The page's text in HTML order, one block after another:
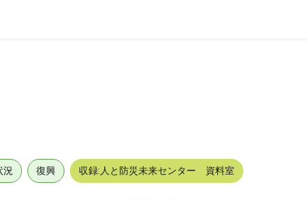
況 復興 収録:人と防災未来センター 資料室